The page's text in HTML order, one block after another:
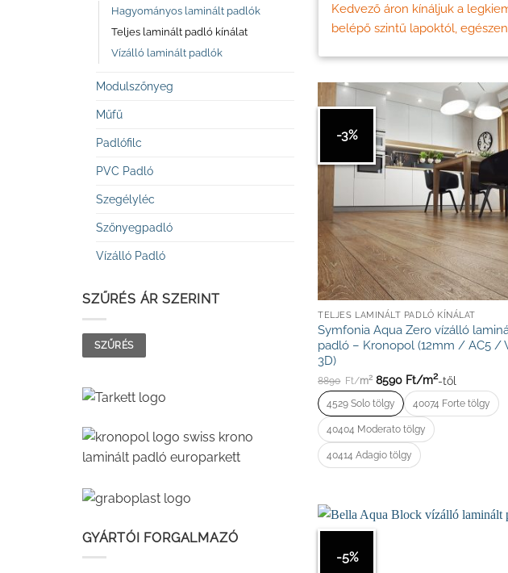
Hagyományos laminált padlók
Teljes laminált padló kínálat
Vízálló laminált padlók
Modulszőnyeg
Műfű
Padlófilc
PVC Padló
Szegélyléc
Szőnyegpadló
Vízálló Padló
SZŰRÉS ÁR SZERINT
Min
Max
SZŰRÉS
GYÁRTÓI FORGALMAZÓ
Kedvező áron kínáljuk a
belépő szintű lapoktól,
-3%
TELJES LAMINÁLT PADLÓ KÍNÁLAT
Symfonia Aqua Zero vízálló
padló – Kronopol (12mm / AC5 /
3D)
8890 Ft/m2 8590 Ft/m2-től
4529 Solo tölgy 40074 Forte tölgy
40404 Moderato tölgy
40414 Adagio tölgy
-5%